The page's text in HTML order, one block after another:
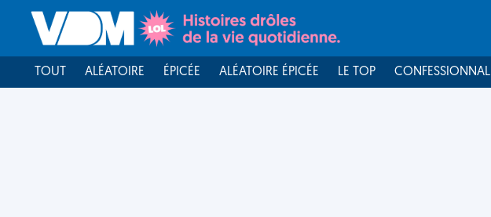
TOUT ALÉATOIRE ÉPICÉE ALÉATOIRE ÉPICÉE LE TOP CONFESSIONNAL